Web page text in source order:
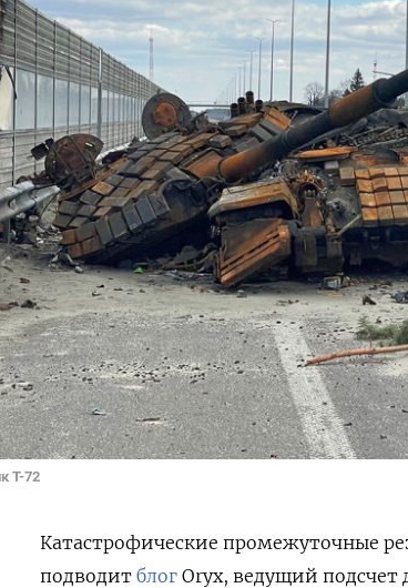
Т-72
Катастрофические промежуточные
подводит блог Oryx, ведущий подсчет